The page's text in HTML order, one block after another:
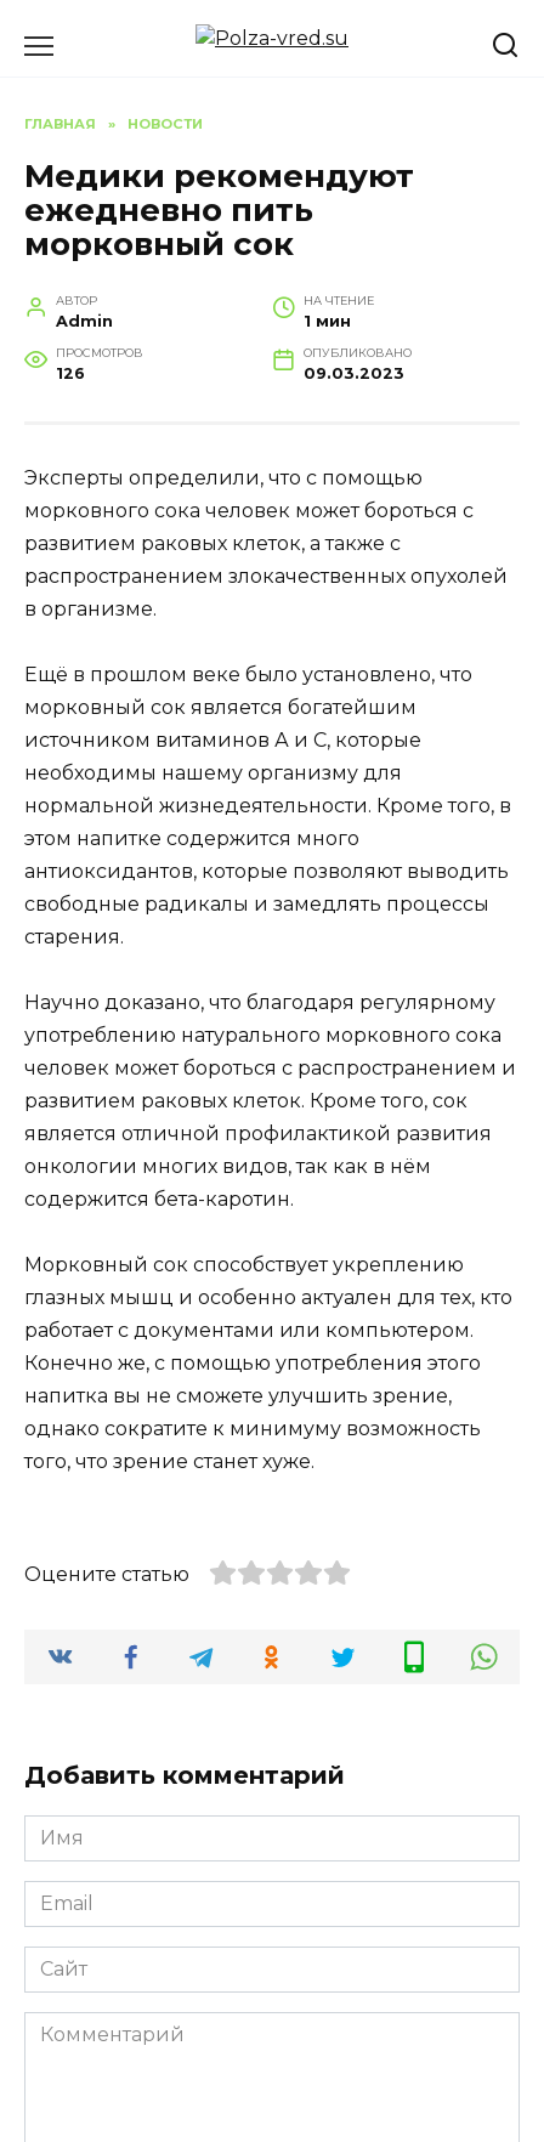
ГЛАВНАЯ » НОВОСТИ
Медики рекомендуют
ежедневно пить
морковный сок
АВТОР
Admin
НА ЧТЕНИЕ
1 мин
ПРОСМОТРОВ
126
ОПУБЛИКОВАНО
09.03.2023
Эксперты определили, что с помощью
морковного сока человек может бороться с
развитием раковых клеток, а также с
распространением злокачественных опухолей
в организме.
Ещё в прошлом веке было установлено, что
морковный сок является богатейшим
источником витаминов А и С, которые
необходимы нашему организму для
нормальной жизнедеятельности. Кроме того, в
этом напитке содержится много
антиоксидантов, которые позволяют выводить
свободные радикалы и замедлять процессы
старения.
Научно доказано, что благодаря регулярному
употреблению натурального морковного сока
человек может бороться с распространением и
развитием раковых клеток. Кроме того, сок
является отличной профилактикой развития
онкологии многих видов, так как в нём
содержится бета-каротин.
Морковный сок способствует укреплению
глазных мышц и особенно актуален для тех, кто
работает с документами или компьютером.
Конечно же, с помощью употребления этого
напитка вы не сможете улучшить зрение,
однако сократите к минимуму возможность
того, что зрение станет хуже.
Оцените статью
Добавить комментарий
Имя
*
Email
*
Сайт
Комментарий